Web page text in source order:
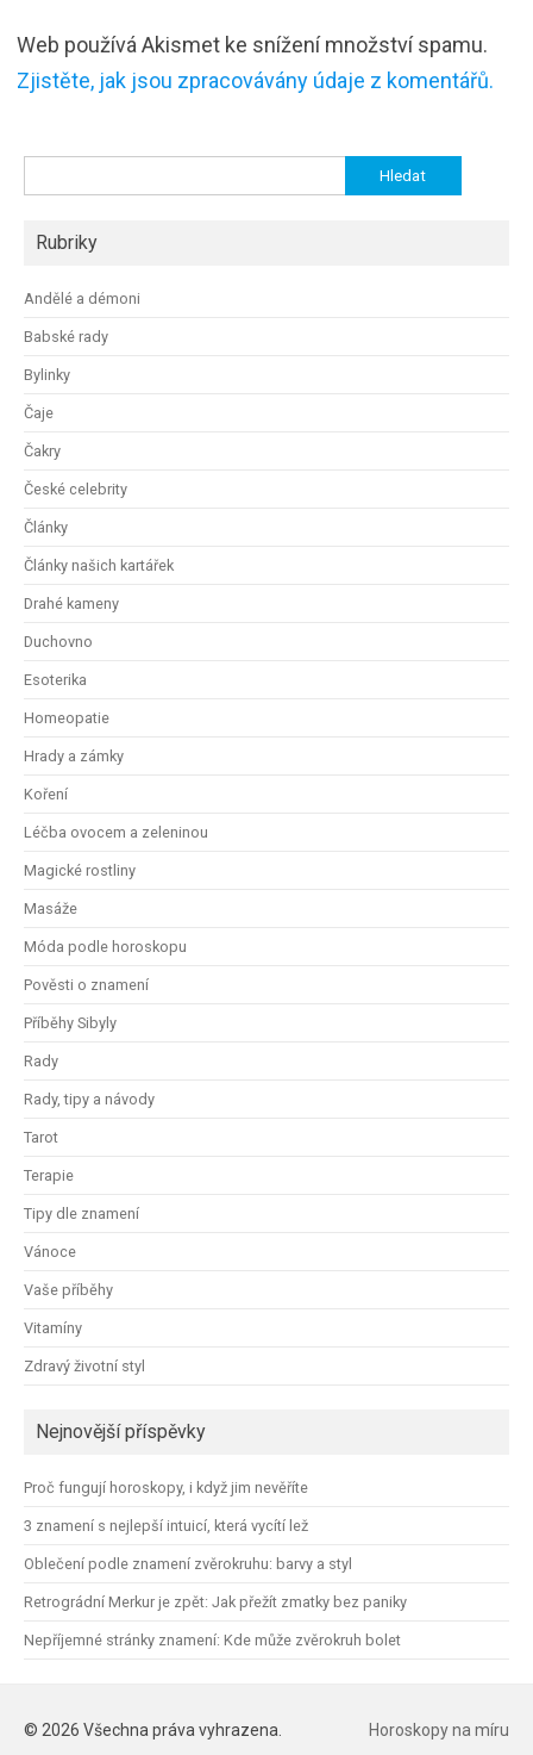
Web používá Akismet ke snížení množství spamu.
Zjistěte, jak jsou zpracovávány údaje z komentářů.
Rubriky
Andělé a démoni
Babské rady
Bylinky
Čaje
Čakry
České celebrity
Články
Články našich kartářek
Drahé kameny
Duchovno
Esoterika
Homeopatie
Hrady a zámky
Koření
Léčba ovocem a zeleninou
Magické rostliny
Masáže
Móda podle horoskopu
Pověsti o znamení
Příběhy Sibyly
Rady
Rady, tipy a návody
Tarot
Terapie
Tipy dle znamení
Vánoce
Vaše příběhy
Vitamíny
Zdravý životní styl
Nejnovější příspěvky
Proč fungují horoskopy, i když jim nevěříte
3 znamení s nejlepší intuicí, která vycítí lež
Oblečení podle znamení zvěrokruhu: barvy a styl
Retrográdní Merkur je zpět: Jak přežít zmatky bez paniky
Nepříjemné stránky znamení: Kde může zvěrokruh bolet
© 2026 Všechna práva vyhrazena. Horoskopy na míru